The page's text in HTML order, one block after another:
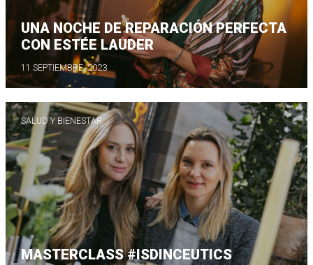
UNA NOCHE DE REPARACIÓN PERFECTA
CON ESTÉE LAUDER
11 SEPTIEMBRE, 2023
SALUD Y BIENESTAR
MASTERCLASS #ISDINCEUTICS